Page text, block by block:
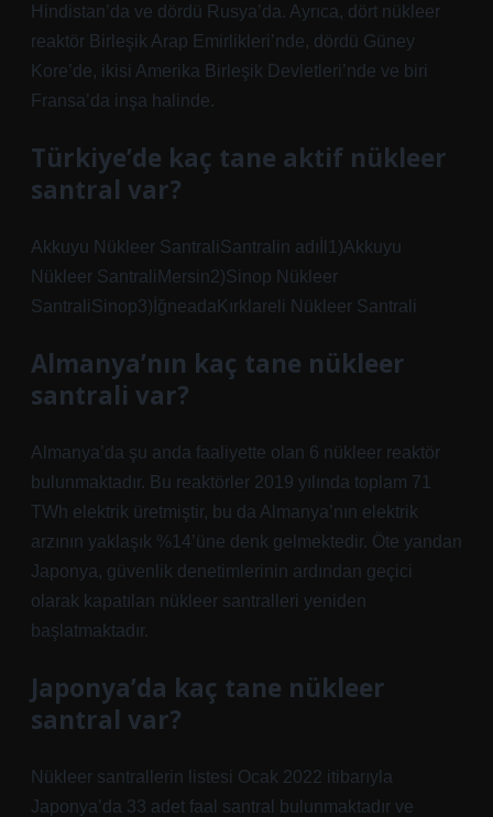
Hindistan’da ve dördü Rusya’da. Ayrıca, dört nükleer
reaktör Birleşik Arap Emirlikleri’nde, dördü Güney
Kore’de, ikisi Amerika Birleşik Devletleri’nde ve biri
Fransa’da inşa halinde.
Türkiye’de kaç tane aktif nükleer
santral var?
Akkuyu Nükleer SantraliSantralin adıİl1)Akkuyu
Nükleer SantraliMersin2)Sinop Nükleer
SantraliSinop3)İğneadaKırklareli Nükleer Santrali
Almanya’nın kaç tane nükleer
santrali var?
Almanya’da şu anda faaliyette olan 6 nükleer reaktör
bulunmaktadır. Bu reaktörler 2019 yılında toplam 71
TWh elektrik üretmiştir, bu da Almanya’nın elektrik
arzının yaklaşık %14’üne denk gelmektedir. Öte yandan
Japonya, güvenlik denetimlerinin ardından geçici
olarak kapatılan nükleer santralleri yeniden
başlatmaktadır.
Japonya’da kaç tane nükleer
santral var?
Nükleer santrallerin listesi Ocak 2022 itibarıyla
Japonya’da 33 adet faal santral bulunmaktadır ve